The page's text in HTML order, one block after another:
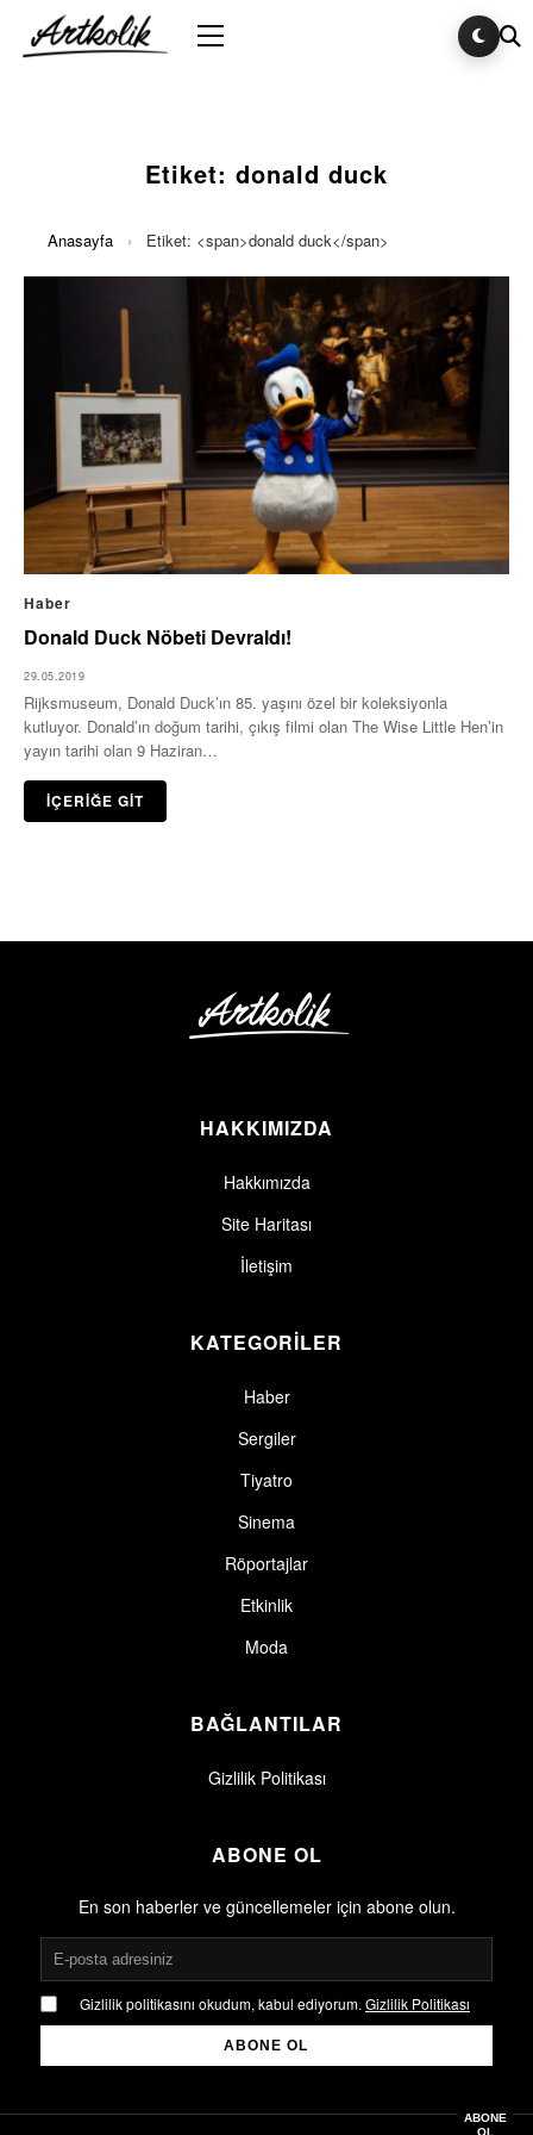
Etiket: donald duck
Anasayfa › Etiket: <span>donald duck</span>
Haber
Donald Duck Nöbeti Devraldı!
29.05.2019
Rijksmuseum, Donald Duck’ın 85. yaşını özel bir koleksiyonla
kutluyor. Donald’ın doğum tarihi, çıkış filmi olan The Wise Little Hen’in
yayın tarihi olan 9 Haziran…
İÇERİĞE GİT
HAKKIMIZDA
Hakkımızda
Site Haritası
İletişim
KATEGORİLER
Haber
Sergiler
Tiyatro
Sinema
Röportajlar
Etkinlik
Moda
BAĞLANTILAR
Gizlilik Politikası
ABONE OL
En son haberler ve güncellemeler için abone olun.
Gizlilik politikasını okudum, kabul ediyorum. Gizlilik Politikası
ABONE OL
ABONE
OL